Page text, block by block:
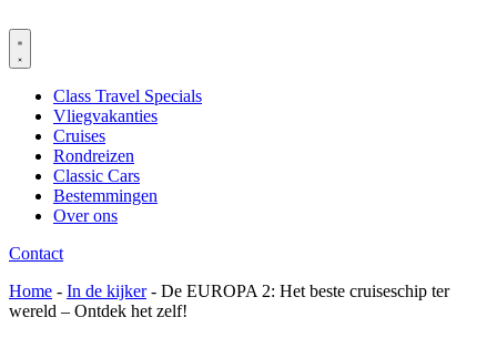
naar
de
Class Travel Specials
Vliegvakanties
Cruises
Rondreizen
Classic Cars
Bestemmingen
Over ons
Contact
Home - In de kijker- De EUROPA 2: Het beste cruiseschip ter
wereld – Ontdek het zelf!